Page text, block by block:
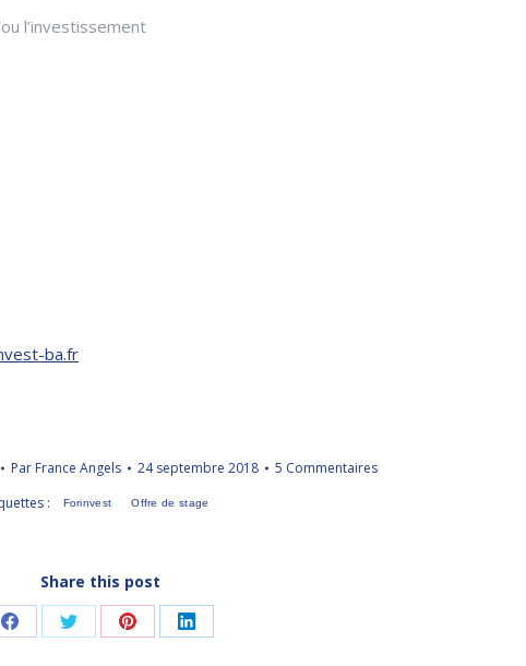
l’investissement
ba.fr
Par France Angels 24 septembre 2018
5 Commentaires
:
Forinvest Offre de stage
Share this post
PartagerPartagerPartagerPartager